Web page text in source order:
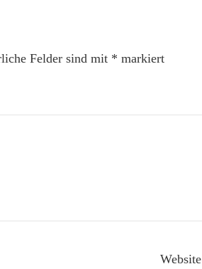
Felder sind mit * markiert
Website